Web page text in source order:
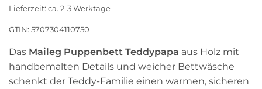
Lieferzeit: ca. 2-3 Werktage
GTIN: 5707304110750
Das Maileg Puppenbett Teddypapa aus Holz mit
handbemalten Details und weicher Bettwäsche
schenkt der Teddy-Familie einen warmen, sicheren